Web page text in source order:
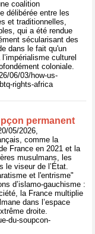
coalition
délibérée entre les
et traditionnelles,
qui a été rendue
sécularisant des
dans le fait qu'un
culturel
coloniale.
06/03/how-us-
rights-africa
permanent
05/2026,
comme la
France en 2021 et la
musulmans, les
le viseur de l’État.
et l'entrisme"
d’islamo-gauchisme :
la France multiplie
dans l’espace
droite.
du-soupcon-